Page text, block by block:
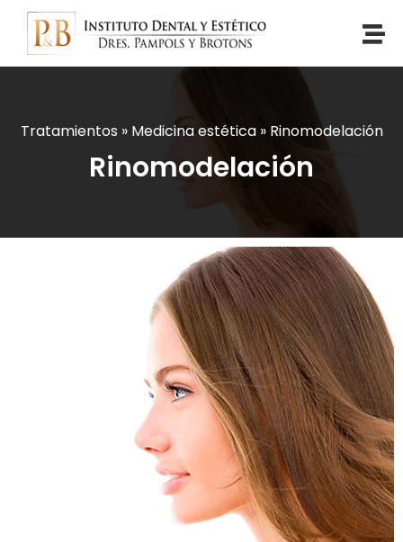
Tratamientos » Medicina estética» Rinomodelación
Rinomodelación